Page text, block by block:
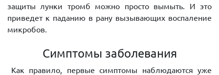
защиты лунки тромб можно просто вымыть. И это
приведет к паданию в рану вызывающих воспаление
микробов.
Симптомы заболевания
Как правило, первые симптомы наблюдаются уже